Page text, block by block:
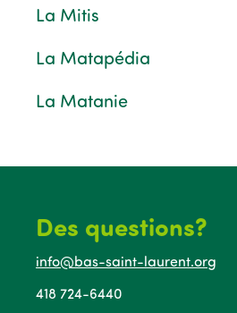
La Mitis
La Matapédia
La Matanie
Des questions?
info@bas-saint-laurent.org
418 724-6440